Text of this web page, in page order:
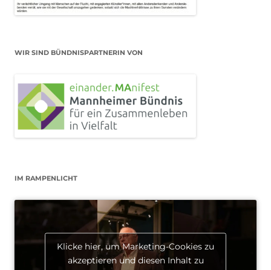
WIR SIND BÜNDNISPARTNERIN VON
IM RAMPENLICHT
Klicke hier, um Marketing-Cookies zu
akzeptieren und diesen Inhalt zu